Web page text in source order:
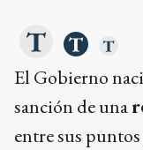
El Gobierno
sanción de una
entre sus